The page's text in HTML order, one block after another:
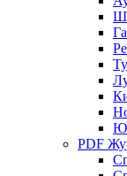
PDF